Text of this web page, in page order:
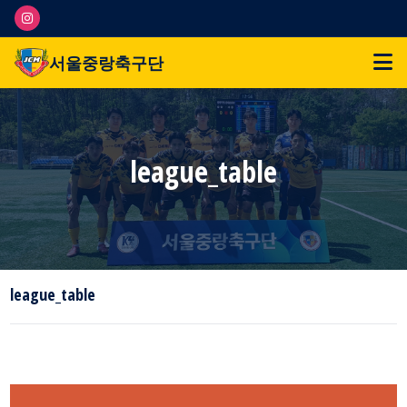
서울중랑축구단
league_table
league_table